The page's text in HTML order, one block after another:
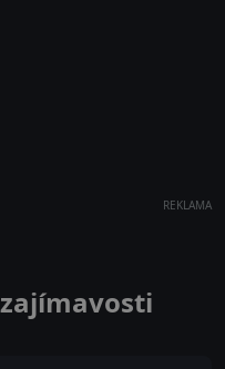
REKLAMA